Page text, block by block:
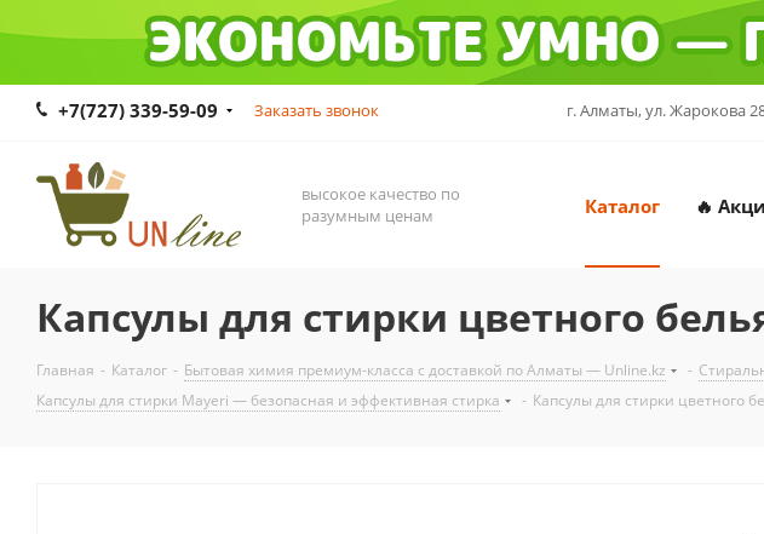
+7(727) 339-59-09 Заказать звонок г. Алматы, ул. Жарокова
высокое качество по
разумным ценам
Каталог 🔥
Капсулы для стирки цветного
Главная - Каталог - Бытовая химия премиум-класса с доставкой по Алматы — Unline.kz -
Капсулы для стирки Mayeri — безопасная и эффективная стирка
- Капсулы для стирки цветного